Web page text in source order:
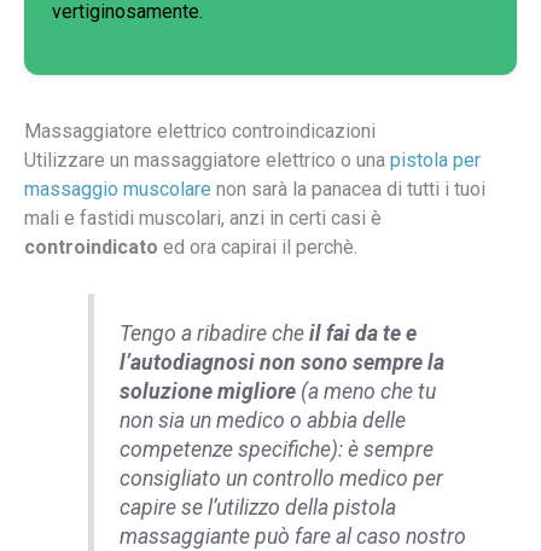
vertiginosamente.
Massaggiatore elettrico controindicazioni
Utilizzare un massaggiatore elettrico o una pistola per
massaggio muscolare non sarà la panacea di tutti i tuoi
mali e fastidi muscolari, anzi in certi casi è
controindicato ed ora capirai il perchè.
Tengo a ribadire che il fai da te e
l’autodiagnosi non sono sempre la
soluzione migliore(a meno che tu
non sia un medico o abbia delle
competenze specifiche): è sempre
consigliato un controllo medico per
capire se l’utilizzo della pistola
massaggiante può fare al caso nostro